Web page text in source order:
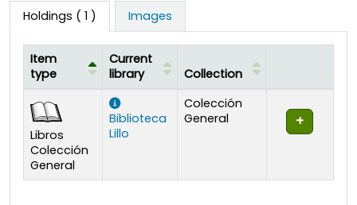
Holdings ( 1 ) Images
Item
type
Current
library
Collection
Libros
Colección
General
Biblioteca
Lillo
Colección
General